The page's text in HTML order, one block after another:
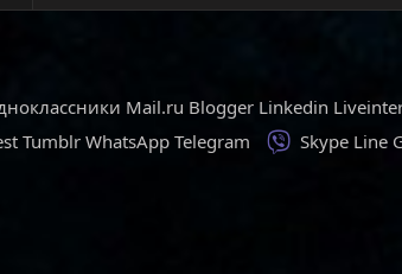
Mail.ru Blogger Linkedin
Tumblr WhatsApp Telegram Viber
Skype Line